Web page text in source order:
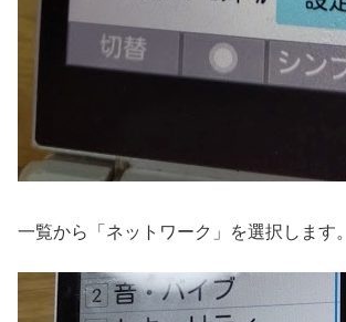
一覧から「ネットワーク」を選択します。